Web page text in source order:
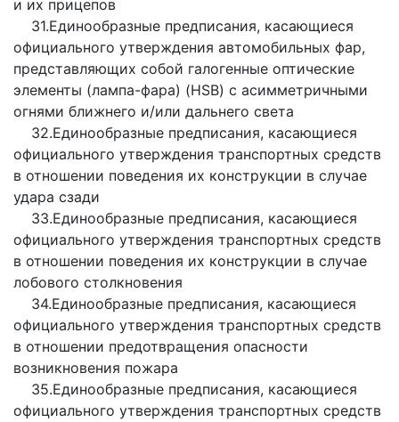
и их прицепов
31.Единообразные предписания, касающиеся
официального утверждения автомобильных фар,
представляющих собой галогенные оптические
элементы (лампа-фара) (HSB) с асимметричными
огнями ближнего и/или дальнего света
32.Единообразные предписания, касающиеся
официального утверждения транспортных средств
в отношении поведения их конструкции в случае
удара сзади
33.Единообразные предписания, касающиеся
официального утверждения транспортных средств
в отношении поведения их конструкции в случае
лобового столкновения
34.Единообразные предписания, касающиеся
официального утверждения транспортных средств
в отношении предотвращения опасности
возникновения пожара
35.Единообразные предписания, касающиеся
официального утверждения транспортных средств